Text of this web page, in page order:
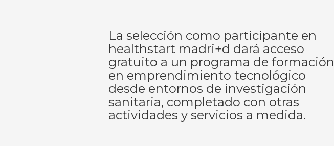
La selección como participante en
healthstart madri+d dará acceso
gratuito a un programa de formación
en emprendimiento tecnológico
desde entornos de investigación
sanitaria, completado con otras
actividades y servicios a medida.